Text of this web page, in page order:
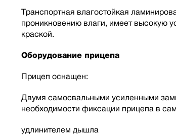
Транспортная влагостойкая
проникновению влаги, имеет высокую
краской.
Оборудование прицепа
Прицеп оснащен:
Двумя самосвальными усиленными
необходимости фиксации прицепа в
удлинителем дышла